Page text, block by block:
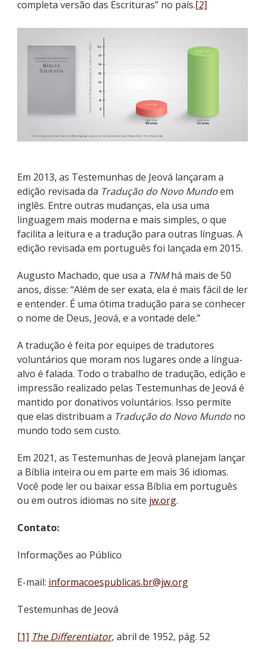
completa versão das Escrituras” no país.[2]
Em 2013, as Testemunhas de Jeová lançaram a
edição revisada da Tradução do Novo Mundoem
inglês. Entre outras mudanças, ela usa uma
linguagem mais moderna e mais simples, o que
facilita a leitura e a tradução para outras línguas. A
edição revisada em português foi lançada em 2015.
Augusto Machado, que usa a TNMhá mais de 50
anos, disse: “Além de ser exata, ela é mais fácil de ler
e entender. É uma ótima tradução para se conhecer
o nome de Deus, Jeová, e a vontade dele.”
A tradução é feita por equipes de tradutores
voluntários que moram nos lugares onde a língua-
alvo é falada. Todo o trabalho de tradução, edição e
impressão realizado pelas Testemunhas de Jeová é
mantido por donativos voluntários. Isso permite
que elas distribuam a Tradução do Novo Mundo no
mundo todo sem custo.
Em 2021, as Testemunhas de Jeová planejam lançar
a Bíblia inteira ou em parte em mais 36 idiomas.
Você pode ler ou baixar essa Bíblia em português
ou em outros idiomas no site jw.org.
Contato:
Informações ao Público
E-mail: informacoespublicas.br@jw.org
Testemunhas de Jeová
[1] The Differentiator, abril de 1952, pág. 52